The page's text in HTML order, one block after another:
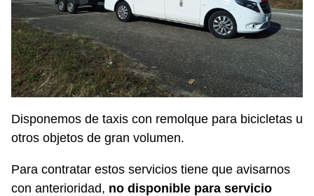
Disponemos de taxis con remolque para bicicletas u
otros objetos de gran volumen.
Para contratar estos servicios tiene que avisarnos
con anterioridad, no disponible para servicio